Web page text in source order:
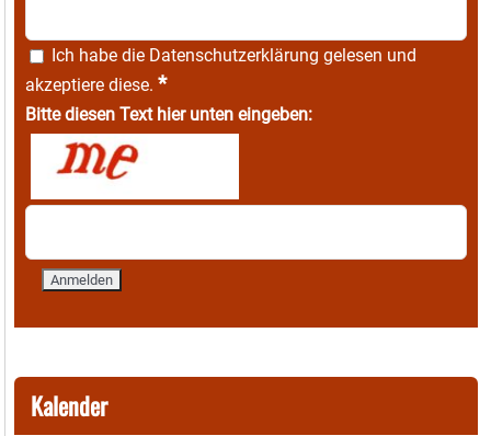
Ich habe die Datenschutzerklärung gelesen und
akzeptiere diese. *
Bitte diesen Text hier unten eingeben:
Kalender